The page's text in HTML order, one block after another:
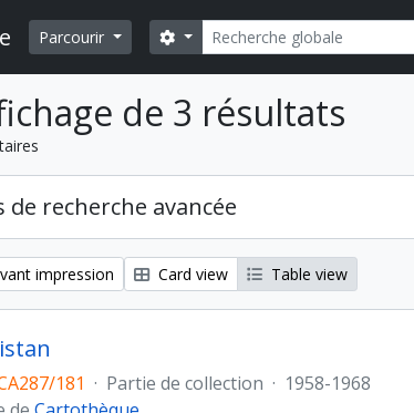
Parcourir Rechercher
Search options
de 3 résultats
de recherche avancée
impression Card view Table view
181 · Partie de collection · 1958-1968